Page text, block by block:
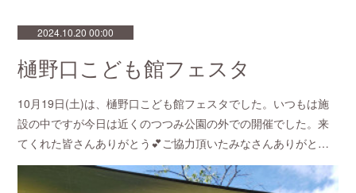
2024.10.20 00:00
樋野口こども館フェスタ
10月19日(土)は、樋野口こども館フェスタでした。いつもは施
設の中ですが今日は近くのつつみ公園の外での開催でした。来
てくれた皆さんありがとう💕ご協力頂いたみなさんありがと…